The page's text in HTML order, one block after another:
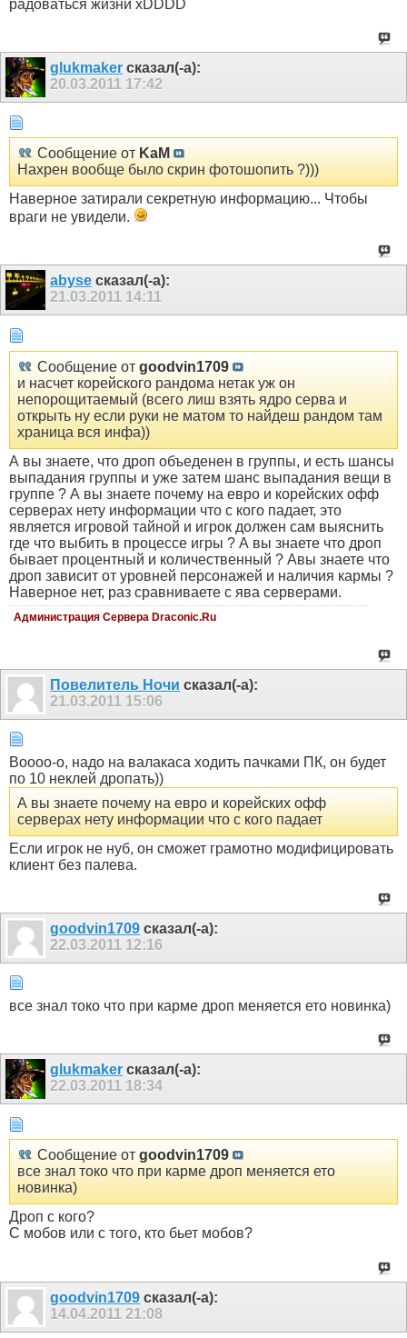
радоваться жизни xDDDD
glukmaker сказал(-а):
20.03.2011 17:42
Сообщение от KaM
Нахрен вообще было скрин фотошопить ?)))
Наверное затирали секретную информацию... Чтобы
враги не увидели.
abyse сказал(-а):
21.03.2011 14:11
Сообщение от goodvin1709
и насчет корейского рандома нетак уж он
непорощитаемый (всего лиш взять ядро серва и
открыть ну если руки не матом то найдеш рандом там
храница вся инфа))
А вы знаете, что дроп объеденен в группы, и есть шансы
выпадания группы и уже затем шанс выпадания вещи в
группе ? А вы знаете почему на евро и корейских офф
серверах нету информации что с кого падает, это
является игровой тайной и игрок должен сам выяснить
где что выбить в процессе игры ? А вы знаете что дроп
бывает процентный и количественный ? Авы знаете что
дроп зависит от уровней персонажей и наличия кармы ?
Наверное нет, раз сравниваете с ява серверами.
Администрация Сервера Draconic.Ru
Пoвелитель Ночи сказал(-а):
21.03.2011 15:06
Воооо-о, надо на валакаса ходить пачками ПК, он будет
по 10 неклей дропать))
А вы знаете почему на евро и корейских офф
серверах нету информации что с кого падает
Если игрок не нуб, он сможет грамотно модифицировать
клиент без палева.
goodvin1709 сказал(-а):
22.03.2011 12:16
все знал токо что при карме дроп меняется ето новинка)
glukmaker сказал(-а):
22.03.2011 18:34
Сообщение от goodvin1709
все знал токо что при карме дроп меняется ето
новинка)
Дроп с кого?
С мобов или с того, кто бьет мобов?
goodvin1709 сказал(-а):
14.04.2011 21:08